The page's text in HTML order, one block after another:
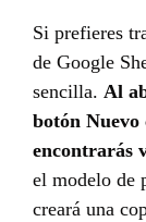
Si prefieres
de Google
sencilla. Al
botón
encontrarás
el modelo de
creará una